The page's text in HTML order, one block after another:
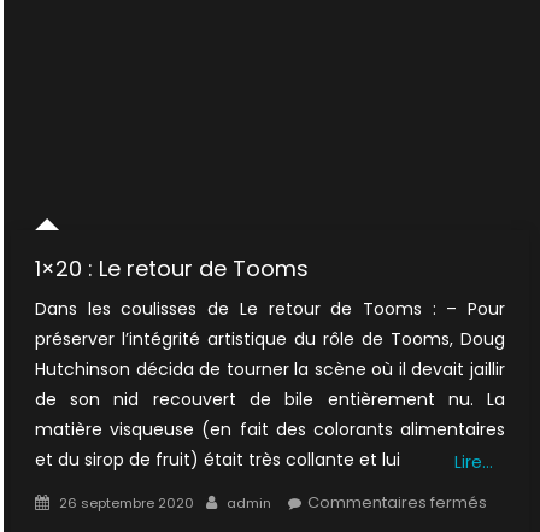
1×20 : Le retour de Tooms
Dans les coulisses de Le retour de Tooms : – Pour
préserver l’intégrité artistique du rôle de Tooms, Doug
Hutchinson décida de tourner la scène où il devait jaillir
de son nid recouvert de bile entièrement nu. La
matière visqueuse (en fait des colorants alimentaires
et du sirop de fruit) était très collante et lui
Lire…
Posted
26 septembre 2020 Author
admin Commentaires ferméssur